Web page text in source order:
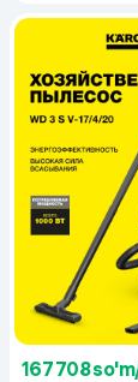
167 708